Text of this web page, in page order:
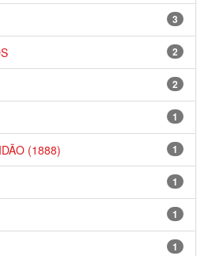
3
2
2
1
1
(1888)
1
1
1